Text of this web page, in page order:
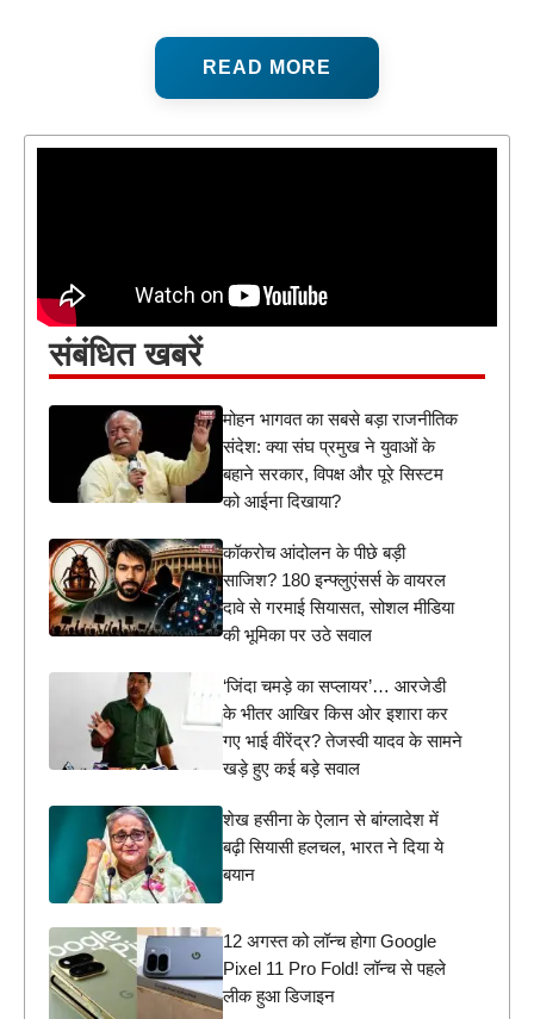
READ MORE
संबंधित खबरें
मोहन भागवत का सबसे बड़ा राजनीतिक
संदेश: क्या संघ प्रमुख ने युवाओं के
बहाने सरकार, विपक्ष और पूरे सिस्टम
को आईना दिखाया?
कॉकरोच आंदोलन के पीछे बड़ी
साजिश? 180 इन्फ्लुएंसर्स के वायरल
दावे से गरमाई सियासत, सोशल मीडिया
की भूमिका पर उठे सवाल
‘जिंदा चमड़े का सप्लायर’… आरजेडी
के भीतर आखिर किस ओर इशारा कर
गए भाई वीरेंद्र? तेजस्वी यादव के सामने
खड़े हुए कई बड़े सवाल
शेख हसीना के ऐलान से बांग्लादेश में
बढ़ी सियासी हलचल, भारत ने दिया ये
बयान
12 अगस्त को लॉन्च होगा Google
Pixel 11 Pro Fold! लॉन्च से पहले
लीक हुआ डिजाइन